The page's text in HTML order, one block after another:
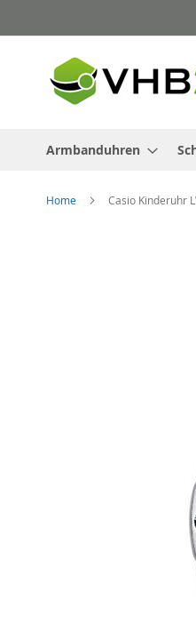
zum
Armbanduhren
Home Casio Kinderuhr